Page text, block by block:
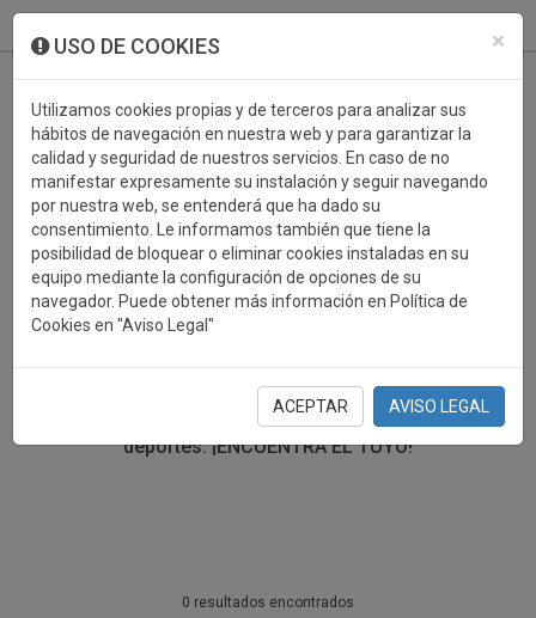
×
USO DE COOKIES
Utilizamos cookies propias y de terceros para analizar sus
hábitos de navegación en nuestra web y para garantizar la
calidad y seguridad de nuestros servicios. En caso de no
manifestar expresamente su instalación y seguir navegando
por nuestra web, se entenderá que ha dado su
consentimiento. Le informamos también que tiene la
posibilidad de bloquear o eliminar cookies instaladas en su
equipo mediante la configuración de opciones de su
navegador. Puede obtener más información en Política de
Cookies en "Aviso Legal"
ACEPTAR AVISO LEGAL
TROFEOS DEPORTIVOS
En esta sección encontrarás una gran variedad de
filtros por deporte, material y precio del trofeo.
Trofeos deportivos para todos los
deportes. ¡ENCUENTRA EL TUYO!
0 resultados encontrados